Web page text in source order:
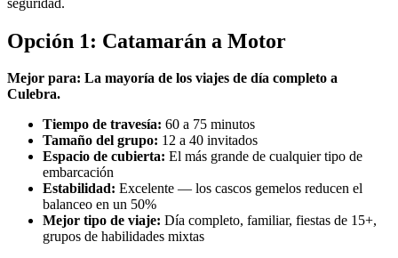
Opción 1: Catamarán a Motor
Mejor para: La mayoría de los viajes de día completo a
Culebra.
Tiempo de travesía: 60 a 75 minutos
Tamaño del grupo: 12 a 40 invitados
Espacio de cubierta: El más grande de cualquier tipo de
embarcación
Estabilidad: Excelente — los cascos gemelos reducen el
balanceo en un 50%
Mejor tipo de viaje: Día completo, familiar, fiestas de 15+,
grupos de habilidades mixtas